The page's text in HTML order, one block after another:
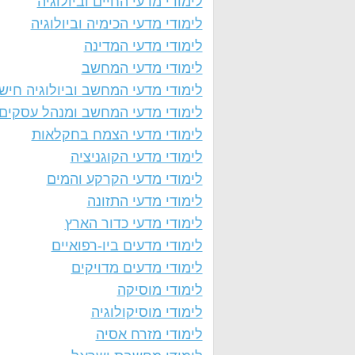
לימודי מדעי הכימיה וביולוגיה
לימודי מדעי המדינה
לימודי מדעי המחשב
לימודי מדעי המחשב וביולוגיה
לימודי מדעי המחשב ומנהל
לימודי מדעי הצמח בחקלאות
לימודי מדעי הקוגניציה
לימודי מדעי הקרקע והמים
לימודי מדעי התזונה
לימודי מדעי כדור הארץ
לימודי מדעים ביו-רפואיים
לימודי מדעים מדויקים
לימודי מוסיקה
לימודי מוסיקולוגיה
לימודי מזרח אסיה